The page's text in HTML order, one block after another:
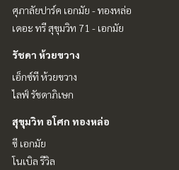
ศุภาลัยปาร์ค เอกมัย - ทองหล่อ
เดอะ ทรี สุขุมวิท 71 - เอกมัย
รัชดา ห้วยขวาง
เอ็กซ์ที ห้วยขวาง
ไลฟ์ รัชดาภิเษก
สุขุมวิท อโศก ทองหล่อ
ซี เอกมัย
โนเบิล รีวิล